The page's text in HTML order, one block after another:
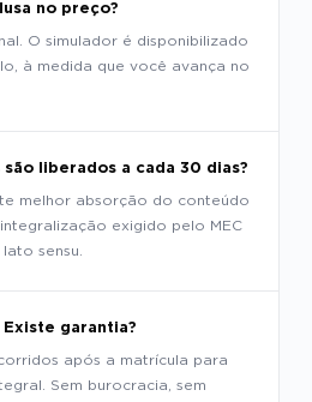
no preço?
O simulador é disponibilizado
à medida que você avança no
são liberados a cada 30 dias?
melhor absorção do conteúdo
exigido pelo MEC
sensu.
Existe garantia?
após a matrícula para
Sem burocracia, sem